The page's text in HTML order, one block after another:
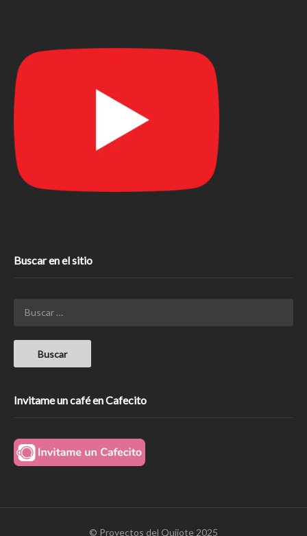
Buscar en el sitio
Invitame un café en Cafecito
© Proyectos del Quijote 2025